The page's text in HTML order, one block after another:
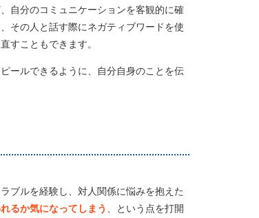
自分のコミュニケーションを客観的に確
その人と話す際にネガティブワードを使
すこともできます。
ールできるように、自分自身のことを伝
ブルを経験し、対人関係に悩みを抱えた
るか気になってしまう
、という点を打開